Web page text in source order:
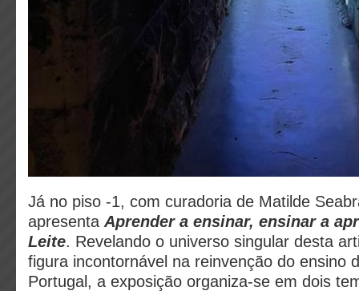
Já no piso -1, com curadoria de Matilde
apresenta Aprender a ensinar, ensinar a
Leite. Revelando o universo singular desta
figura incontornável na reinvenção do ensino
Portugal, a exposição organiza-se em dois